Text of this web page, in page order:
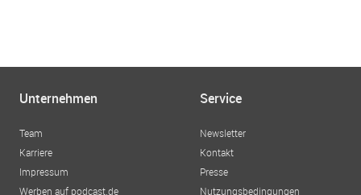
Unternehmen
Team
Karriere
Impressum
Werben auf podcast.de
Service
Newsletter
Kontakt
Presse
Nutzungsbedingungen